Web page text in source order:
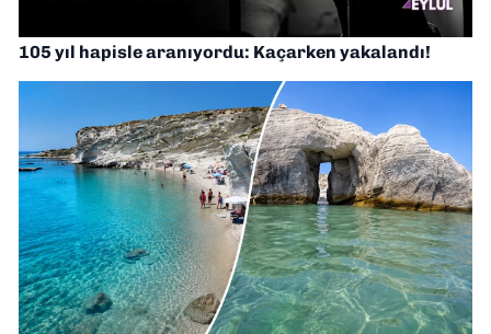
105 yıl hapisle aranıyordu: Kaçarken yakalandı!